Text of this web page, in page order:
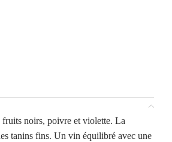
noirs, poivre et violette. La
tanins fins. Un vin équilibré avec une